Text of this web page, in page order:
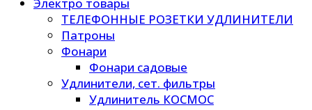
Электро товары
ТЕЛЕФОННЫЕ РОЗЕТКИ УДЛИНИТЕЛИ
Патроны
Фонари
Фонари садовые
Удлинители, сет. фильтры
Удлинитель КОСМОС